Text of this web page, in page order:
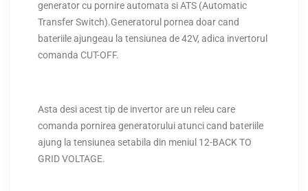
generator cu pornire automata si ATS (Automatic
Transfer Switch).Generatorul pornea doar cand
bateriile ajungeau la tensiunea de 42V, adica invertorul
comanda CUT-OFF.
Asta desi acest tip de invertor are un releu care
comanda pornirea generatorului atunci cand bateriile
ajung la tensiunea setabila din meniul 12-BACK TO
GRID VOLTAGE.